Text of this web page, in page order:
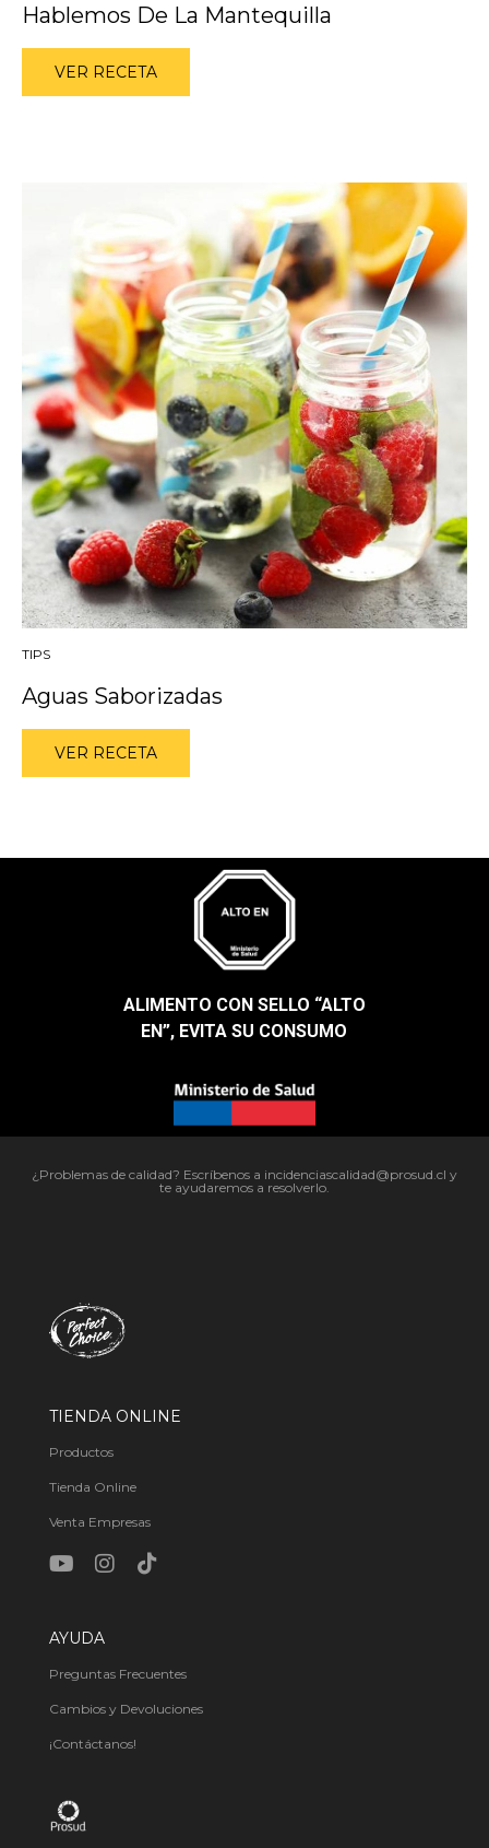
Hablemos De La Mantequilla
VER RECETA
TIPS
Aguas Saborizadas
VER RECETA
ALIMENTO CON SELLO “ALTO
EN”, EVITA SU CONSUMO​
¿Problemas de calidad? Escríbenos a incidenciascalidad@prosud.cl y
te ayudaremos a resolverlo.
TIENDA ONLINE
Productos
Tienda Online
Venta Empresas
AYUDA
Preguntas Frecuentes
Cambios y Devoluciones
¡Contáctanos!